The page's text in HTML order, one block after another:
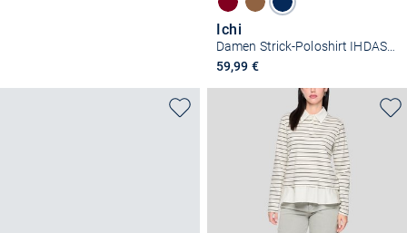
Ichi
Damen Strick-Poloshirt IHDASILA
59,99 €